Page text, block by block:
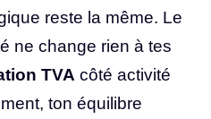
reste la même. Le
ne change rien à tes
TVA côté activité
ton équilibre